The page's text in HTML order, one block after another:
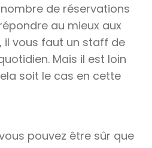
de réservations
au mieux aux
il vous faut un staff de
Mais il est loin
soit le cas en cette
pouvez être sûr que